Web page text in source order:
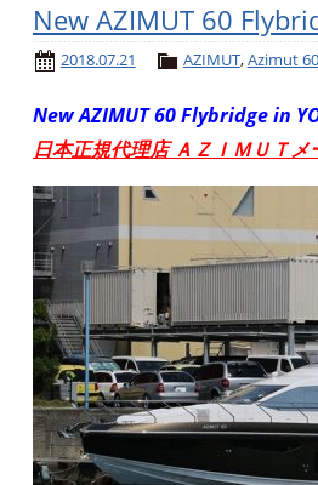
New AZIMUT 60
2018.07.21 AZIMUT,Azimut 60
New AZIMUT 60 Flybridge in
日本正規代理店 ＡＺＩＭＵＴメ